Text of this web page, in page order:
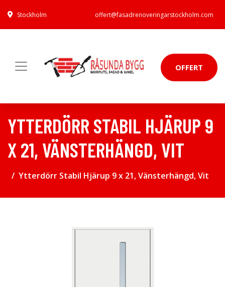
Stockholm offert@fasadrenoveringarstockholm.com
OFFERT
YTTERDÖRR STABIL HJÄRUP 9
X 21, VÄNSTERHÄNGD, VIT
Ytterdörr Stabil Hjärup 9 x 21, Vänsterhängd, Vit